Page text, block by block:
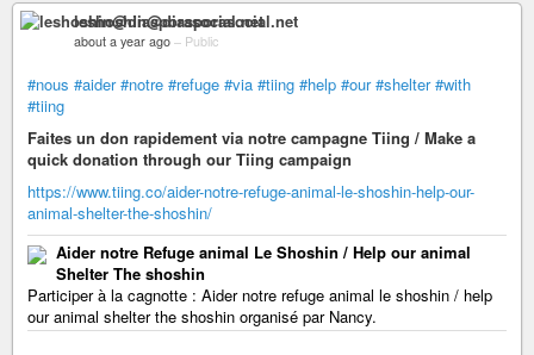
leshoshin@diasporasocial.net
about a year ago – Public
#nous #aider #notre #refuge #via #tiing #help #our #shelter #with
#tiing
Faites un don rapidement via notre campagne Tiing / Make a
quick donation through our Tiing campaign
https://www.tiing.co/aider-notre-refuge-animal-le-shoshin-help-our-
animal-shelter-the-shoshin/
Aider notre Refuge animal Le Shoshin / Help our animal
Shelter The shoshin
Participer à la cagnotte : Aider notre refuge animal le shoshin / help
our animal shelter the shoshin organisé par Nancy.